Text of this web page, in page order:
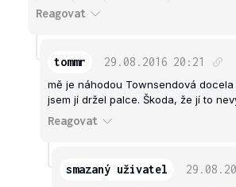
Reagovat
tommr 29.08.2016 20:21
mě je náhodou Townsendová
jsem jí držel palce. Škoda, že jí to
Reagovat
smazaný uživatel